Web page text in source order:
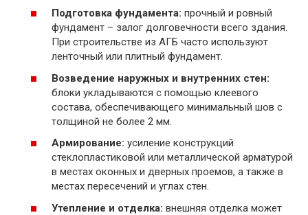
Подготовка фундамента: прочный и ровный
фундамент – залог долговечности всего здания.
При строительстве из АГБ часто используют
ленточный или плитный фундамент.
Возведение наружных и внутренних стен:
блоки укладываются с помощью клеевого
состава, обеспечивающего минимальный шов с
толщиной не более 2 мм.
Армирование: усиление конструкций
стеклопластиковой или металлической арматурой
в местах оконных и дверных проемов, а также в
местах пересечений и углах стен.
Утепление и отделка: внешняя отделка может